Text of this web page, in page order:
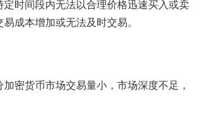
时间段内无法以合理价格迅速买入或卖
成本增加或无法及时交易。
密货币市场交易量小，市场深度不足，